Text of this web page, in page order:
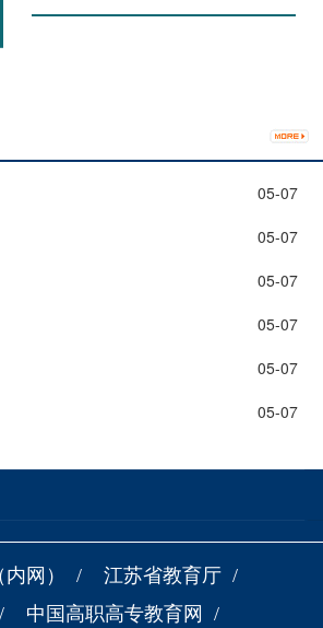
05-07
05-07
05-07
05-07
05-07
05-07
网）
江苏省教育厅
中国高职高专教育网